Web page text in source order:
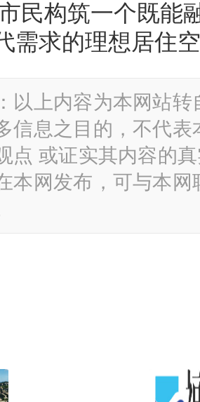
民构筑一个既能
需求的理想居住
以上内容为本网站
信息之目的，不代
点 或证实其内容的
本网发布，可与本